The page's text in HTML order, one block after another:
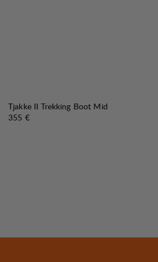
Tjakke II Trekking Boot Mid
Preis:
355 €